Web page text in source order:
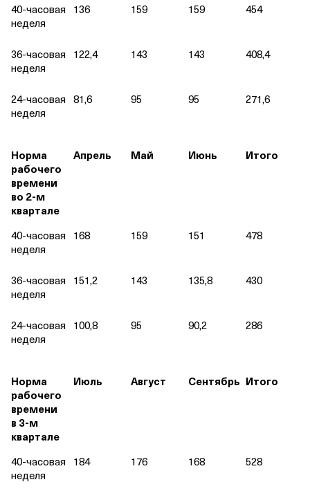
40‑часовая
неделя
136 159 159 454
36‑часовая
неделя
122,4 143 143 408,4
24‑часовая
неделя
81,6 95 95 271,6
Норма
рабочего
времени
во 2‑м
квартале
Апрель Май Июнь Итого
40‑часовая
неделя
168 159 151 478
36‑часовая
неделя
151,2 143 135,8 430
24‑часовая
неделя
100,8 95 90,2 286
Норма
рабочего
времени
в 3‑м
квартале
Июль Август Сентябрь Итого
40‑часовая
неделя
184 176 168 528